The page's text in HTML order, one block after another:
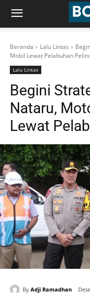
Beranda Lalu Lintas
Mobil Lewat Pelabuhan
Lalu Lintas
Begini
Nataru,
Lewat
By Adji Ramadhan